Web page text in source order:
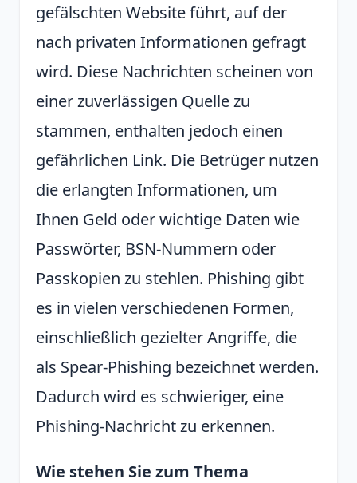
gefälschten Website führt, auf der
nach privaten Informationen gefragt
wird. Diese Nachrichten scheinen von
einer zuverlässigen Quelle zu
stammen, enthalten jedoch einen
gefährlichen Link. Die Betrüger nutzen
die erlangten Informationen, um
Ihnen Geld oder wichtige Daten wie
Passwörter, BSN-Nummern oder
Passkopien zu stehlen. Phishing gibt
es in vielen verschiedenen Formen,
einschließlich gezielter Angriffe, die
als Spear-Phishing bezeichnet werden.
Dadurch wird es schwieriger, eine
Phishing-Nachricht zu erkennen.
Wie stehen Sie zum Thema